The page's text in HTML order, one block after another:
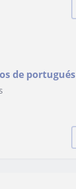
de portugués